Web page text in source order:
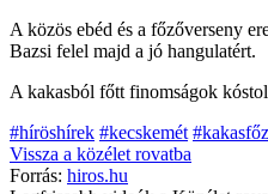
A közös ebéd és a főzőverseny
Bazsi felel majd a jó hangulatért.
A kakasból főtt finomságok
#híröshírek #kecskemét
Vissza a közélet rovatba
Forrás: hiros.hu